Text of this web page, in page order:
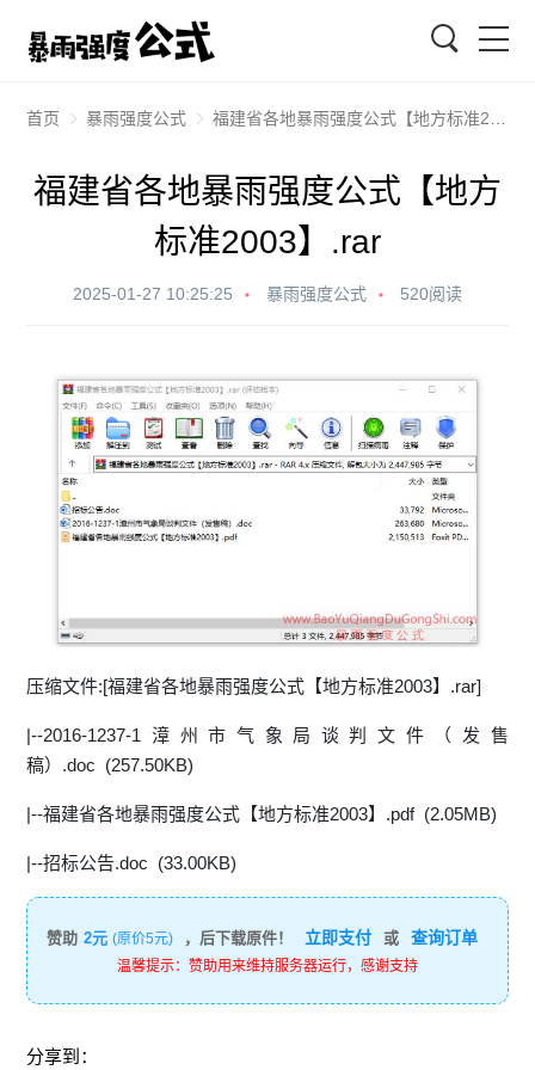
首页 暴雨强度公式 福建省各地暴雨强度公式【地方标准2003】.rar
福建省各地暴雨强度公式【地方
标准2003】.rar
2025-01-27 10:25:25 暴雨强度公式 520阅读
压缩文件:[福建省各地暴雨强度公式【地方标准2003】.rar]
|--2016-1237-1漳州市气象局谈判文件（发售
稿）.doc (257.50KB)
|--福建省各地暴雨强度公式【地方标准2003】.pdf (2.05MB)
|--招标公告.doc (33.00KB)
赞助 2元 (原价5元) ，后下载原件！ 立即支付 或 查询订单
温馨提示：赞助用来维持服务器运行，感谢支持
分享到：